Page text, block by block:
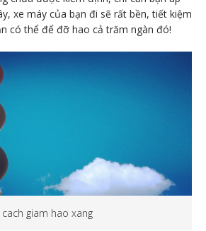
xe máy của bạn đi sẽ rất bền, tiết kiệm
có thể để đỡ hao cả trăm ngàn đó!
cach giam hao xang